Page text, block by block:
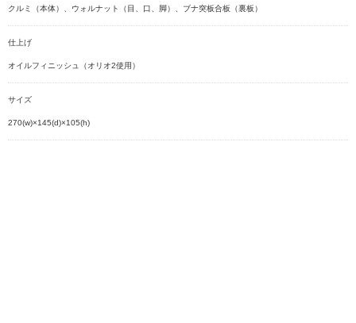
クルミ（本体）、ウォルナット（目、口、脚）、ブナ突板合板（裏板）
仕上げ
オイルフィニッシュ（オリオ2使用）
サイズ
270(w)×145(d)×105(h)